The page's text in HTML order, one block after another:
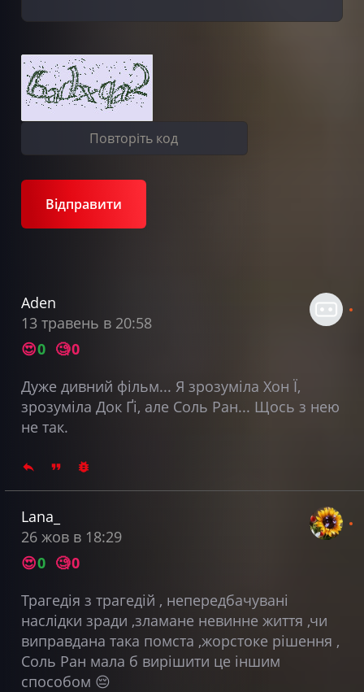
Відправити
Aden
13 травень в 20:58
😍0 🧐0
Дуже дивний фільм... Я зрозуміла Хон Ї,
зрозуміла Док Ґі, але Соль Ран... Щось з нею
не так.
Lana_
26 жов в 18:29
😍0 🧐0
Трагедія з трагедій , непередбачувані
наслідки зради ,зламане невинне життя ,чи
виправдана така помста ,жорстоке рішення ,
Соль Ран мала б вирішити це іншим
способом 😔